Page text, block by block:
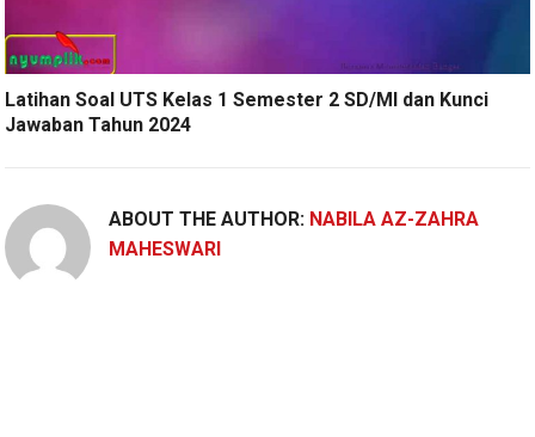
Latihan Soal UTS Kelas 1 Semester 2 SD/MI dan Kunci
Jawaban Tahun 2024
ABOUT THE AUTHOR: NABILA AZ-ZAHRA
MAHESWARI